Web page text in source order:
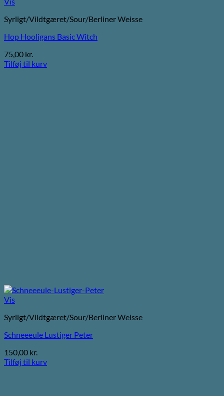
Syrligt/Vildtgæret/Sour/Berliner Weisse
Hop Hooligans Basic Witch
75,00 kr.
Tilføj til kurv
Vis
Syrligt/Vildtgæret/Sour/Berliner Weisse
Schneeeule Lustiger Peter
150,00 kr.
Tilføj til kurv